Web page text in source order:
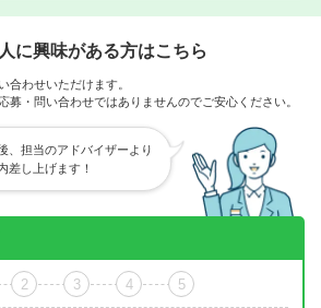
に興味がある方はこちら
合わせいただけます。
募・問い合わせではありませんのでご安心ください。
、担当のアドバイザーより
差し上げます！
2 3 4 5